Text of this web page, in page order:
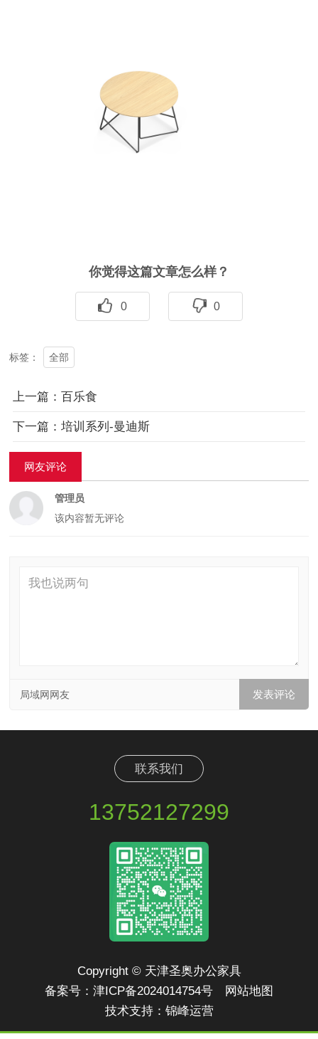
你觉得这篇文章怎么样？
0 0
标签： 全部
上一篇：百乐食
下一篇：培训系列-曼迪斯
网友评论
管理员
该内容暂无评论
局域网网友
联系我们
13752127299
Copyright © 天津圣奥办公家具
备案号： 津ICP备2024014754号
网站地图
技术支持： 锦峰运营